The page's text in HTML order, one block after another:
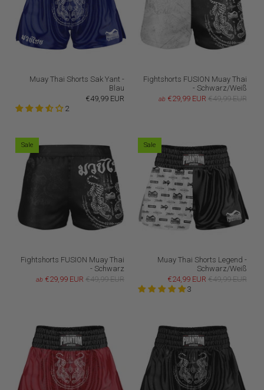
Muay Thai Shorts Sak Yant -
Blau
€49,99 EUR
2
Fightshorts FUSION Muay Thai
- Schwarz/Weiß
ab €29,99 EUR €49,99 EUR
Sale
Fightshorts FUSION Muay Thai
- Schwarz
ab €29,99 EUR €49,99 EUR
Sale
Muay Thai Shorts Legend -
Schwarz/Weiß
€24,99 EUR €49,99 EUR
3